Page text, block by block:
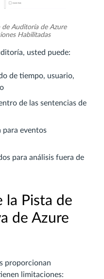
Auditoría de Azure
Habilitadas
usted puede:
de tiempo, usuario,
de las sentencias de
para eventos
para análisis fuera de
la Pista de
de Azure
proporcionan
limitaciones: